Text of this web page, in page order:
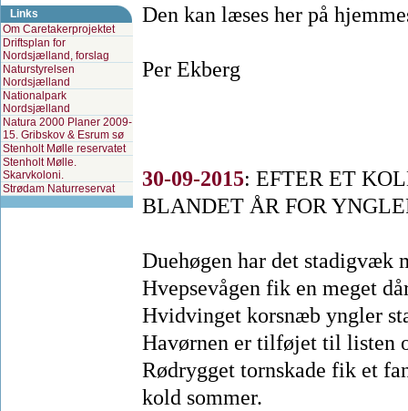
Links
Om Caretakerprojektet
Driftsplan for
Nordsjælland, forslag
Naturstyrelsen
Nordsjælland
Nationalpark
Nordsjælland
Natura 2000 Planer 2009-
15. Gribskov & Esrum sø
Stenholt Mølle reservatet
Stenholt Mølle.
Skarvkoloni.
Strødam Naturreservat
Den kan læses her på
Per Ekberg
30-09-2015: EFTER ET
BLANDET ÅR FOR
Duehøgen har det stadigvæk
Hvepsevågen fik en meget
Hvidvinget korsnæb yngler
Havørnen er tilføjet til listen
Rødrygget tornskade fik et
kold sommer.